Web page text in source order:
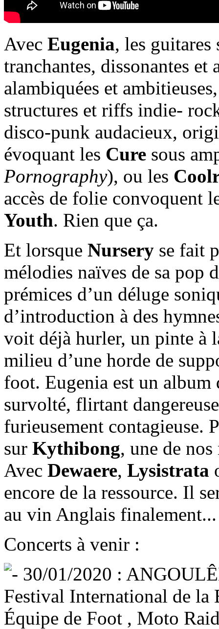
Avec Eugenia, les
tranchantes, dissonantes
alambiquées et
structures et riffs indie-
disco-punk audacieux,
évoquant les Cure sous
Pornography), ou les
accès de folie convoquent
Youth. Rien que ça.
Et lorsque Nursery se fait
mélodies naïves de sa pop
prémices d’un déluge
d’introduction à des
voit déjà hurler, un pinte à
milieu d’une horde de
foot. Eugenia est un
survolté, flirtant
furieusement contagieuse.
sur Kythibong, une de
Avec Dewaere, Lysistrata
encore de la ressource. Il
au vin Anglais finalement...
Concerts à venir :
30/01/2020 :
Festival International de la
Équipe de Foot , Moto